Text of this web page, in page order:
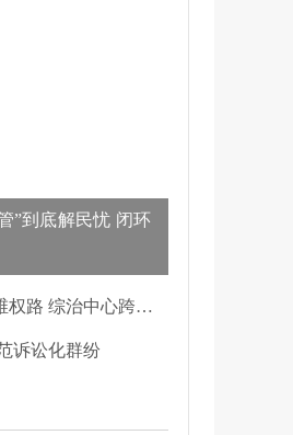
”到底解民忧 闭环
一栋危房牵动两年维权路 综治中心跨省寻鉴解民忧
诉讼化群纷